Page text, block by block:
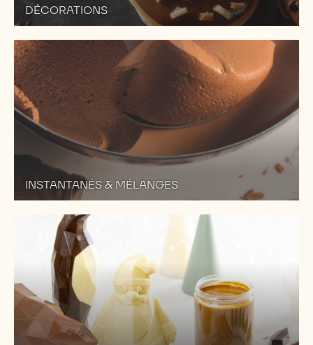
DÉCORATIONS
INSTANTANÉS & MÉLANGES